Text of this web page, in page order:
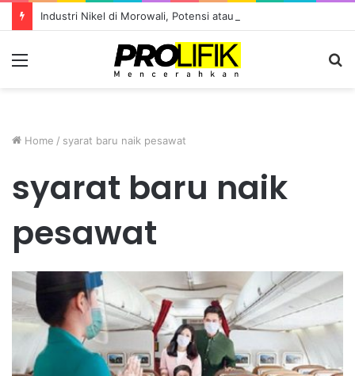
Home / syarat baru naik pesawat
syarat baru naik
pesawat